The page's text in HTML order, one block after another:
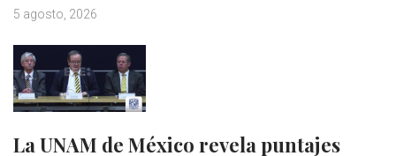
5 agosto, 2026
La UNAM de México revela puntajes